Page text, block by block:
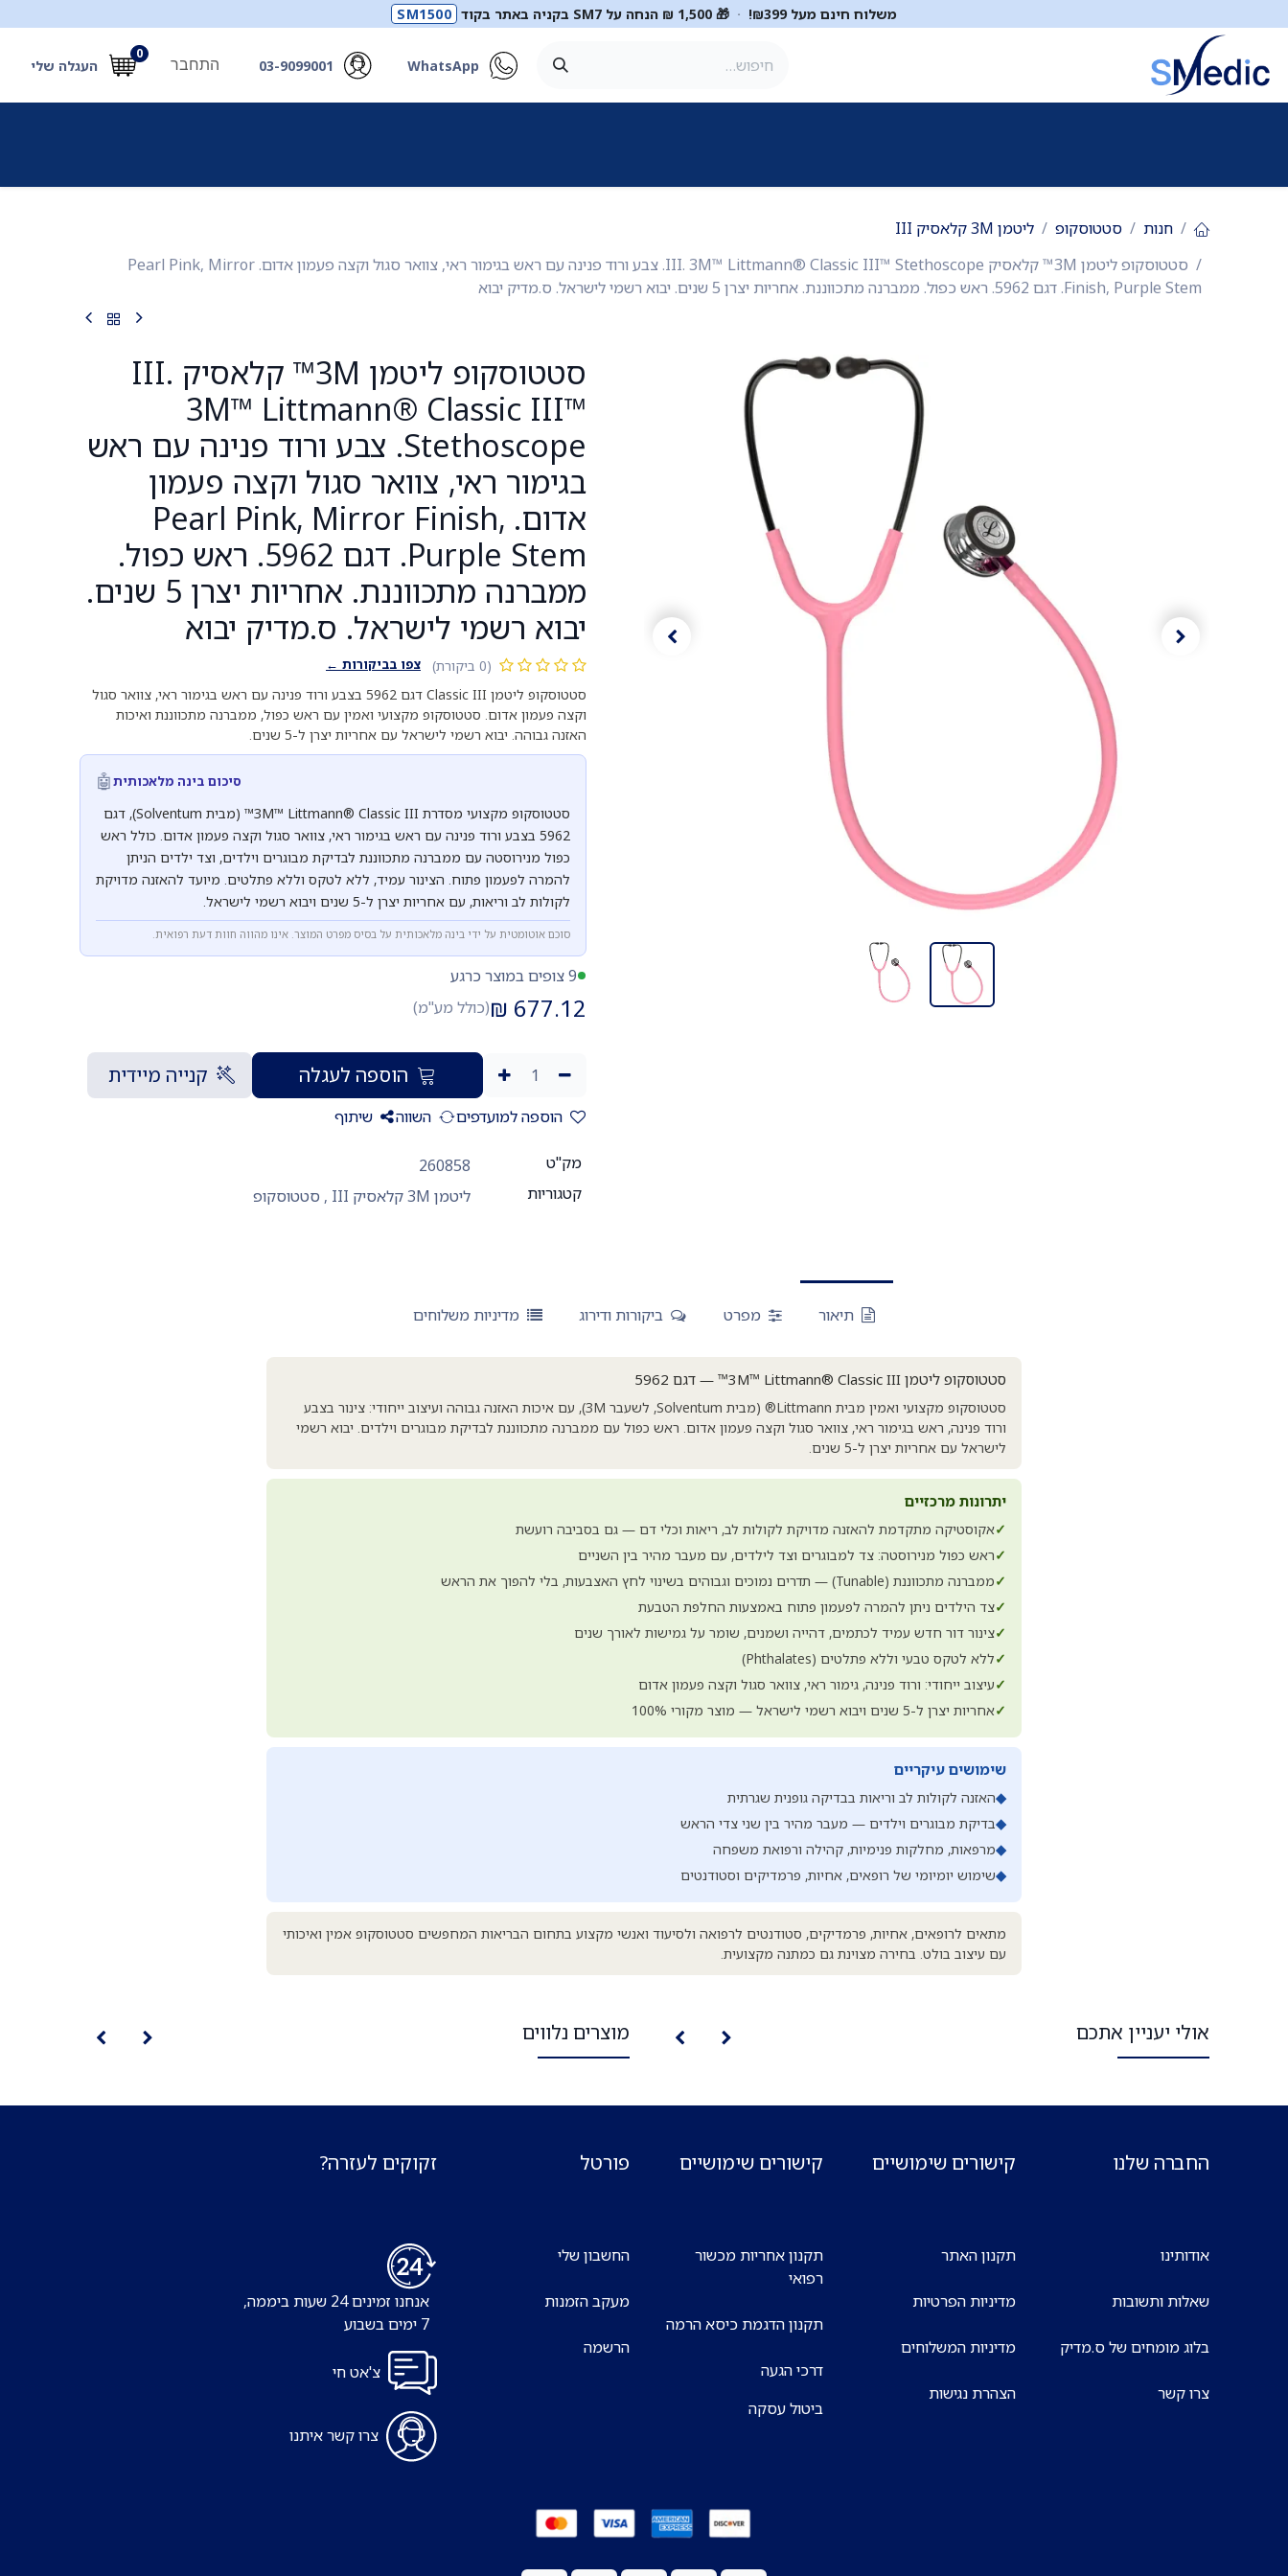
משלוח חינם מעל ₪399! · 🎁 1,500 ₪ הנחה על SM7 בקניה באתר בקוד SM1500
WhatsApp
03-9099001
0
העגלה שלי התחבר
חנות סטטוסקופ
ליטמן 3M קלאסיק III
סטטוסקופ ליטמן 3M™ קלאסיק III. 3M™ Littmann® Classic III™ Stethoscope. צבע ורוד פנינה עם ראש בגימור ראי, צוואר סגול וקצה פעמון אדום. Pearl Pink, Mirror
Finish, Purple Stem. דגם 5962. ראש כפול. ממברנה מתכווננת. אחריות יצרן 5 שנים. יבוא רשמי לישראל. ס.מדיק יבוא
סטטוסקופ ליטמן 3M™ קלאסיק III.
3M™ Littmann® Classic III™
Stethoscope. צבע ורוד פנינה עם ראש
בגימור ראי, צוואר סגול וקצה פעמון
אדום. Pearl Pink, Mirror Finish,
Purple Stem. דגם 5962. ראש כפול.
ממברנה מתכווננת. אחריות יצרן 5 שנים.
יבוא רשמי לישראל. ס.מדיק יבוא
(0 ביקורת) צפו בביקורות ←
סטטוסקופ ליטמן Classic III דגם 5962 בצבע ורוד פנינה עם ראש בגימור ראי, צוואר סגול
וקצה פעמון אדום. סטטוסקופ מקצועי ואמין עם ראש כפול, ממברנה מתכווננת ואיכות
האזנה גבוהה. יבוא רשמי לישראל עם אחריות יצרן ל-5 שנים.
סיכום בינה מלאכותית🤖
סטטוסקופ מקצועי מסדרת 3M™ Littmann® Classic III™ (מבית Solventum), דגם
5962 בצבע ורוד פנינה עם ראש בגימור ראי, צוואר סגול וקצה פעמון אדום. כולל ראש
כפול מנירוסטה עם ממברנה מתכווננת לבדיקת מבוגרים וילדים, וצד ילדים הניתן
להמרה לפעמון פתוח. הצינור עמיד, ללא לטקס וללא פתלטים. מיועד להאזנה מדויקת
לקולות לב וריאות, עם אחריות יצרן ל-5 שנים ויבוא רשמי לישראל.
סוכם אוטומטית על ידי בינה מלאכותית על בסיס מפרט המוצר. אינו מהווה חוות דעת רפואית.
9 צופים במוצר כרגע
677.12
₪(כולל מע"מ)
הוספה לעגלה קנייה מיידית
הוספה למועדפים השווה שיתוף
מק"ט
260858
קטגוריות
ליטמן 3M קלאסיק III , סטטוסקופ
תיאור מפרט ביקורות ודירוג מדיניות משלוחים
סטטוסקופ ליטמן 3M™ Littmann® Classic III™ — דגם 5962
סטטוסקופ מקצועי ואמין מבית Littmann® (מבית Solventum, לשעבר 3M), עם איכות האזנה גבוהה ועיצוב ייחודי: צינור בצבע
ורוד פנינה, ראש בגימור ראי, צוואר סגול וקצה פעמון אדום. ראש כפול עם ממברנה מתכווננת לבדיקת מבוגרים וילדים. יבוא רשמי
לישראל עם אחריות יצרן ל-5 שנים.
יתרונות מרכזיים
✓אקוסטיקה מתקדמת להאזנה מדויקת לקולות לב, ריאות וכלי דם — גם בסביבה רועשת
✓ראש כפול מנירוסטה: צד למבוגרים וצד לילדים, עם מעבר מהיר בין השניים
✓ממברנה מתכווננת (Tunable) — תדרים נמוכים וגבוהים בשינוי לחץ האצבעות, בלי להפוך את הראש
✓צד הילדים ניתן להמרה לפעמון פתוח באמצעות החלפת הטבעת
✓צינור דור חדש עמיד לכתמים, דהייה ושמנים, שומר על גמישות לאורך שנים
✓ללא לטקס טבעי וללא פתלטים (Phthalates)
✓עיצוב ייחודי: ורוד פנינה, גימור ראי, צוואר סגול וקצה פעמון אדום
✓אחריות יצרן ל-5 שנים ויבוא רשמי לישראל — מוצר מקורי 100%
שימושים עיקריים
◆האזנה לקולות לב וריאות בבדיקה גופנית שגרתית
◆בדיקת מבוגרים וילדים — מעבר מהיר בין שני צדי הראש
◆מרפאות, מחלקות פנימיות, קהילה ורפואת משפחה
◆שימוש יומיומי של רופאים, אחיות, פרמדיקים וסטודנטים
מתאים לרופאים, אחיות, פרמדיקים, סטודנטים לרפואה ולסיעוד ואנשי מקצוע בתחום הבריאות המחפשים סטטוסקופ אמין ואיכותי
עם עיצוב בולט. בחירה מצוינת גם כמתנה מקצועית.
אולי יעניין אתכם מוצרים נלווים
החברה שלנו
אודותינו
שאלות ותשובות
בלוג מומחים של ס.מדיק
צרו קשר
קישורים שימושיים
תקנון האתר
מדיניות הפרטיות
מדיניות המשלוחים
הצהרת נגישות
קישורים שימושיים
תקנון אחריות מכשור
רפואי
תקנון הדגמת כיסא הרמה
דרכי הגעה
ביטול עסקה
פורטל
החשבון שלי
מעקב הזמנות
הרשמה
זקוקים לעזרה?
אנחנו זמינים 24 שעות ביממה,
7 ימים בשבוע
צ'אט חי
צרו קשר איתנו